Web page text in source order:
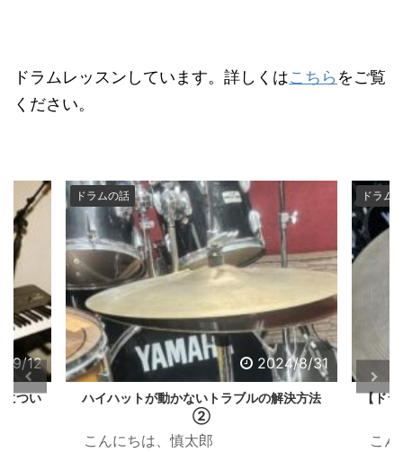
ドラムレッスンしています。詳しくはこちら をご覧
ください。
9/12
につい
ドラムの話
2024/8/31
ハイハットが動かないトラブルの解決方法
②
こんにちは、慎太郎
ドラム
【ドラ
こん